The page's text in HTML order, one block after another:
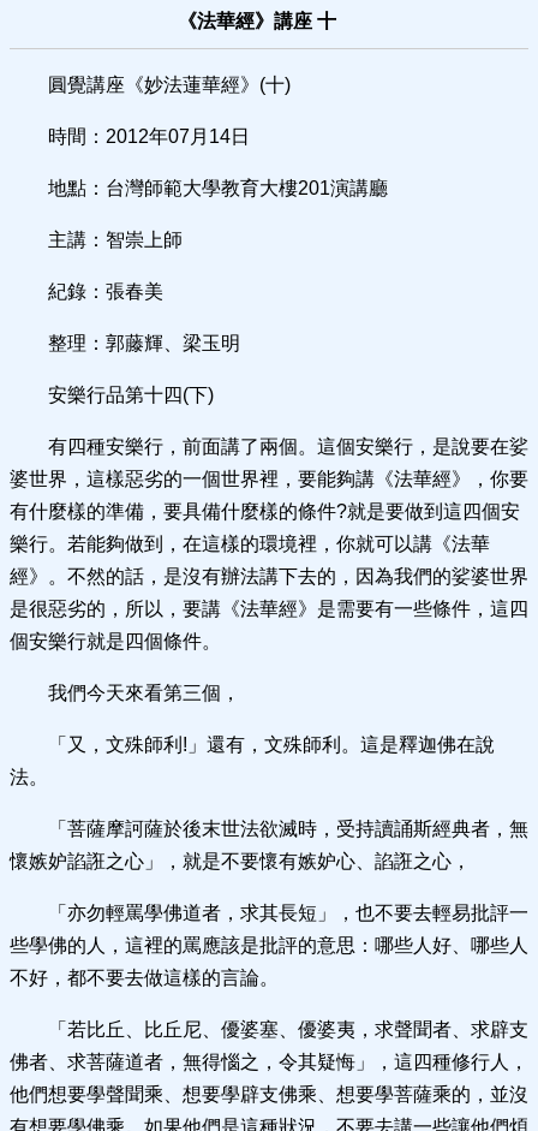
《法華經》講座 十
圓覺講座《妙法蓮華經》(十)
時間：2012年07月14日
地點：台灣師範大學教育大樓201演講廳
主講：智崇上師
紀錄：張春美
整理：郭藤輝、梁玉明
安樂行品第十四(下)
有四種安樂行，前面講了兩個。這個安樂行，是說要在娑
婆世界，這樣惡劣的一個世界裡，要能夠講《法華經》，你要
有什麼樣的準備，要具備什麼樣的條件?就是要做到這四個安
樂行。若能夠做到，在這樣的環境裡，你就可以講《法華
經》。不然的話，是沒有辦法講下去的，因為我們的娑婆世界
是很惡劣的，所以，要講《法華經》是需要有一些條件，這四
個安樂行就是四個條件。
我們今天來看第三個，
「又，文殊師利!」還有，文殊師利。這是釋迦佛在說
法。
「菩薩摩訶薩於後末世法欲滅時，受持讀誦斯經典者，無
懷嫉妒諂誑之心」，就是不要懷有嫉妒心、諂誑之心，
「亦勿輕罵學佛道者，求其長短」，也不要去輕易批評一
些學佛的人，這裡的罵應該是批評的意思：哪些人好、哪些人
不好，都不要去做這樣的言論。
「若比丘、比丘尼、優婆塞、優婆夷，求聲聞者、求辟支
佛者、求菩薩道者，無得惱之，令其疑悔」，這四種修行人，
他們想要學聲聞乘、想要學辟支佛乘、想要學菩薩乘的，並沒
有想要學佛乘。如果他們是這種狀況，不要去講一些讓他們煩